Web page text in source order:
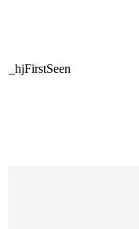
_hjFirstSeen